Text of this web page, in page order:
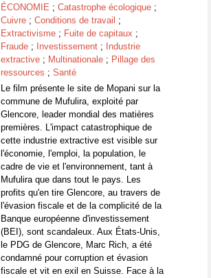
ÉCONOMIE ; Catastrophe écologique ;
Cuivre ; Conditions de travail ;
Extractivisme ; Fuite de capitaux ;
Fraude ; Investissement ;
Industrie
extractive ; Multinationale ; Pillage des
ressources ; Santé
Le film présente le site de Mopani sur la
commune de Mufulira, exploité par
Glencore, leader mondial des matières
premières. L'impact catastrophique de
cette industrie extractive est visible sur
l'économie, l'emploi, la population, le
cadre de vie et l'environnement, tant à
Mufulira que dans tout le pays. Les
profits qu'en tire Glencore, au travers de
l'évasion fiscale et de la complicité de la
Banque européenne d'investissement
(BEI), sont scandaleux. Aux États-Unis,
le PDG de Glencore, Marc Rich, a été
condamné pour corruption et évasion
fiscale et vit en exil en Suisse. Face à la